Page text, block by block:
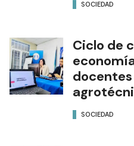
SOCIEDAD
Ciclo de
SOCIEDAD